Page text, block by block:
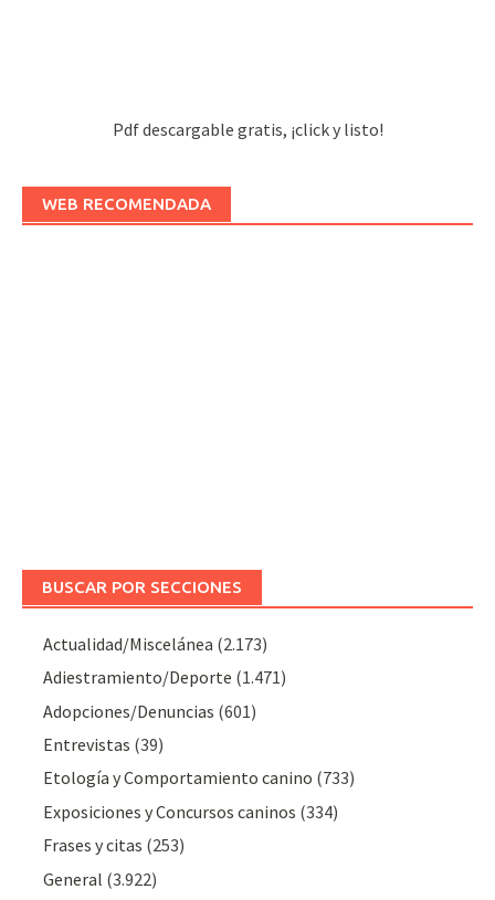
Pdf descargable gratis, ¡click y listo!
WEB RECOMENDADA
BUSCAR POR SECCIONES
Actualidad/Miscelánea (2.173)
Adiestramiento/Deporte (1.471)
Adopciones/Denuncias (601)
Entrevistas (39)
Etología y Comportamiento canino (733)
Exposiciones y Concursos caninos (334)
Frases y citas (253)
General (3.922)